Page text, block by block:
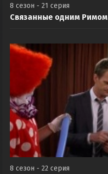
8 сезон - 21 серия
Связанные одним Римом
8 сезон - 22 серия